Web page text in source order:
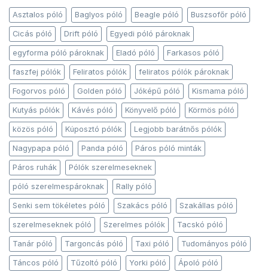
Asztalos póló Baglyos póló Beagle póló Buszsofőr póló
Cicás póló Drift póló Egyedi póló pároknak
egyforma póló pároknak Eladó póló Farkasos póló
faszfej pólók Feliratos pólók feliratos pólók pároknak
Fogorvos póló Golden póló Jóképű póló Kismama póló
Kutyás pólók Kávés póló Könyvelő póló Körmös póló
közös póló Kúposztó pólók Legjobb barátnős pólók
Nagypapa póló Panda póló Páros póló minták
Páros ruhák Pólók szerelmeseknek
póló szerelmespároknak Rally póló
Senki sem tökéletes póló Szakács póló Szakállas póló
szerelmeseknek póló Szerelmes pólók Tacskó póló
Tanár póló Targoncás póló Taxi póló Tudományos póló
Táncos póló Tűzoltó póló Yorki póló Ápoló póló